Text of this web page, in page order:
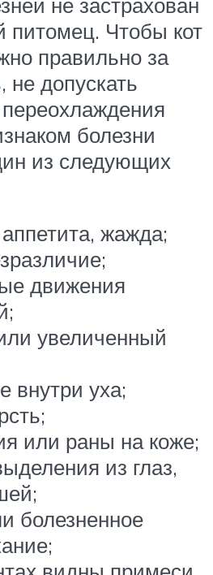
питомец. Чтобы кот
правильно за
не допускать
болезни
из следующих
жажда;
движения
увеличенный
внутри уха;
или раны на коже;
из глаз,
болезненное